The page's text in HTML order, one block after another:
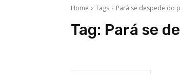
Home Tags Pará se despede do
Tag: Pará se